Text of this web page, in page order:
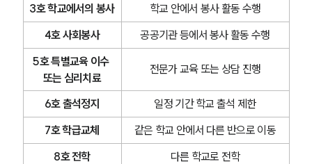
3호 학교에서의 봉사
학교 안에서 봉사 활동 수행
4호 사회봉사
공공기관 등에서 봉사 활동 수행
5호 특별교육 이수
또는 심리치료
전문가 교육 또는 상담 진행
6호 출석정지
일정 기간 학교 출석 제한
7호 학급교체
같은 학교 안에서 다른 반으로 이동
8호 전학
다른 학교로 전학